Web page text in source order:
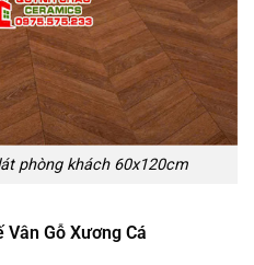
phòng khách 60x120cm
Gỗ Xương Cá